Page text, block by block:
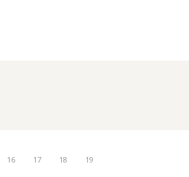
16 17 18 19